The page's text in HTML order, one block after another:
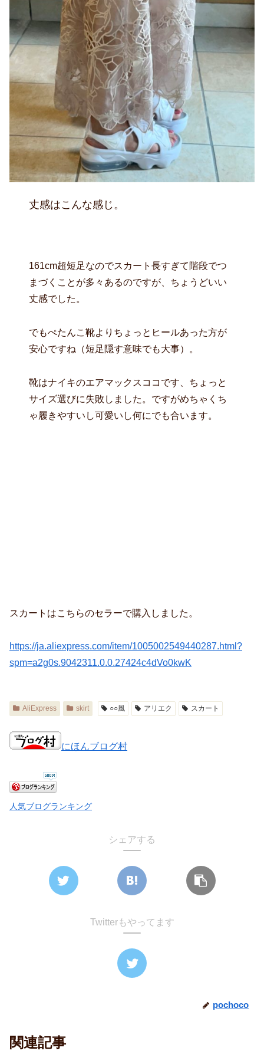
丈感はこんな感じ。
161cm超短足なのでスカート長すぎて階段でつ
まづくことが多々あるのですが、ちょうどいい
丈感でした。
でもぺたんこ靴よりちょっとヒールあった方が
安心ですね（短足隠す意味でも大事）。
靴はナイキのエアマックスココです、ちょっと
サイズ選びに失敗しました。ですがめちゃくち
ゃ履きやすいし可愛いし何にでも合います。
スカートはこちらのセラーで購入しました。
https://ja.aliexpress.com/item/1005002549440287.html?
spm=a2g0s.9042311.0.0.27424c4dVo0kwK
AliExpress skirt ○○風 アリエク スカート
にほんブログ村
人気ブログランキング
シェアする
Twitterもやってます
pochoco
関連記事